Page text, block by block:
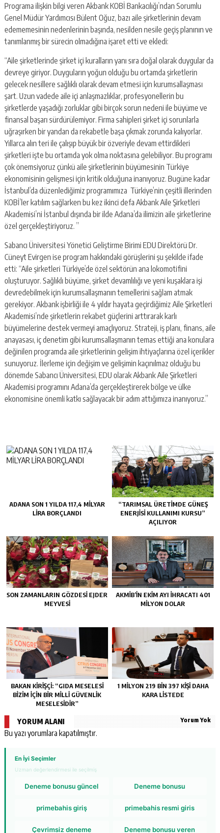
Programa ilişkin bilgi veren Akbank KOBİ Bankacılığı’ndan Sorumlu
Genel Müdür Yardımcısı Bülent Oğuz, bazı aile şirketlerinin devam
edememesinin nedenlerinin başında, nesilden nesile geçiş planının ve
tanımlanmış bir sürecin olmadığına işaret etti ve ekledi:
“Aile şirketlerinde şirket içi kuralların yanı sıra doğal olarak duygular da
devreye giriyor. Duyguların yoğun olduğu bu ortamda şirketlerin
gelecek nesillere sağlıklı olarak devam etmesi için kurumsallaşması
şart. Uzun vadede aile içi anlaşmazlıklar, profesyonellerin bu
şirketlerde yaşadığı zorluklar gibi birçok sorun nedeni ile büyüme ve
finansal başarı sürdürülemiyor. Firma sahipleri şirket içi sorunlarla
uğraşırken bir yandan da rekabetle başa çıkmak zorunda kalıyorlar.
Yıllarca alın teri ile çalışıp büyük bir özveriyle devam ettirdikleri
şirketleri işte bu ortamda yok olma noktasına gelebiliyor. Bu programı
çok önemsiyoruz çünkü aile şirketlerinin büyümesinin Türkiye
ekonomisinin gelişmesi için kritik olduğuna inanıyoruz. Bugüne kadar
İstanbul’da düzenlediğimiz programımıza Türkiye’nin çeşitli illerinden
KOBİ’ler katılım sağlarken bu kez ikinci defa Akbank Aile Şirketleri
Akademisi’ni İstanbul dışında bir ilde Adana’da ilimizin aile şirketlerine
özel gerçekleştiriyoruz. ”
Sabancı Üniversitesi Yönetici Geliştirme Birimi EDU Direktörü Dr.
Cüneyt Evirgen ise program hakkındaki görüşlerini şu şekilde ifade
etti: “Aile şirketleri Türkiye’de özel sektörün ana lokomotifini
oluşturuyor. Sağlıklı büyüme, şirket devamlılığı ve yeni kuşaklara işi
devredebilmek için kurumsallaşmanın temellerini sağlam atmak
gerekiyor. Akbank işbirliği ile 4 yıldır hayata geçirdiğimiz Aile Şirketleri
Akademisi’nde şirketlerin rekabet güçlerini arttırarak karlı
büyümelerine destek vermeyi amaçlıyoruz. Strateji, iş planı, finans, aile
anayasası, iç denetim gibi kurumsallaşmanın temas ettiği ana konulara
değinilen programda aile şirketlerinin gelişim ihtiyaçlarına özel içerikler
sunuyoruz. İlerleme için değişim ve gelişimin kaçınılmaz olduğu bu
dönemde Sabancı Üniversitesi, EDU olarak Akbank Aile Şirketleri
Akademisi programını Adana’da gerçekleştirerek bölge ve ülke
ekonomisine önemli katkı sağlayacak bir adım attığımıza inanıyoruz.”
ADANA SON 1 YILDA 117,4 MİLYAR
LİRA BORÇLANDI
“TARIMSAL ÜRETİMDE GÜNEŞ
ENERJİSİ KULLANIMI KURSU”
AÇILIYOR
SON ZAMANLARIN GÖZDESİ EJDER
MEYVESİ
AKMİB’İN EKİM AYI İHRACATI 401
MİLYON DOLAR
BAKAN KİRİŞÇİ: “GIDA MESELESİ
BİZİM İÇİN BİR MİLLİ GÜVENLİK
MESELESİDİR”
1 MİLYON 219 BİN 397 KİŞİ DAHA
KARA LİSTEDE
YORUM ALANI Yorum Yok
Bu yazı yorumlara kapatılmıştır.
En İyi Seçimler
Uzman değerlendirmesi ile seçilmiş
Deneme bonusu güncel Deneme bonusu
primebahis giriş primebahis resmi giris
Çevrimsiz deneme Deneme bonusu veren